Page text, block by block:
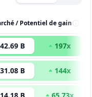
/ Potentiel de gain
B 197x
B 144x